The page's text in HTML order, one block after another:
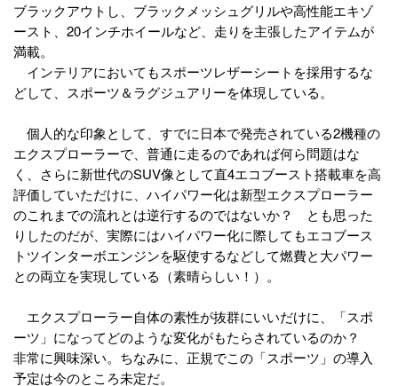
ブラックアウトし、ブラックメッシュグリルや高性能エキゾ
ースト、20インチホイールなど、走りを主張したアイテムが
満載。
インテリアにおいてもスポーツレザーシートを採用するな
どして、スポーツ＆ラグジュアリーを体現している。
個人的な印象として、すでに日本で発売されている2機種の
エクスプローラーで、普通に走るのであれば何ら問題はな
く、さらに新世代のSUV像として直4エコブースト搭載車を高
評価していただけに、ハイパワー化は新型エクスプローラー
のこれまでの流れとは逆行するのではないか？ とも思った
りしたのだが、実際にはハイパワー化に際してもエコブース
トツインターボエンジンを駆使するなどして燃費と大パワー
との両立を実現している（素晴らしい！）。
エクスプローラー自体の素性が抜群にいいだけに、「スポ
ーツ」になってどのような変化がもたらされているのか？
非常に興味深い。ちなみに、正規でこの「スポーツ」の導入
予定は今のところ未定だ。